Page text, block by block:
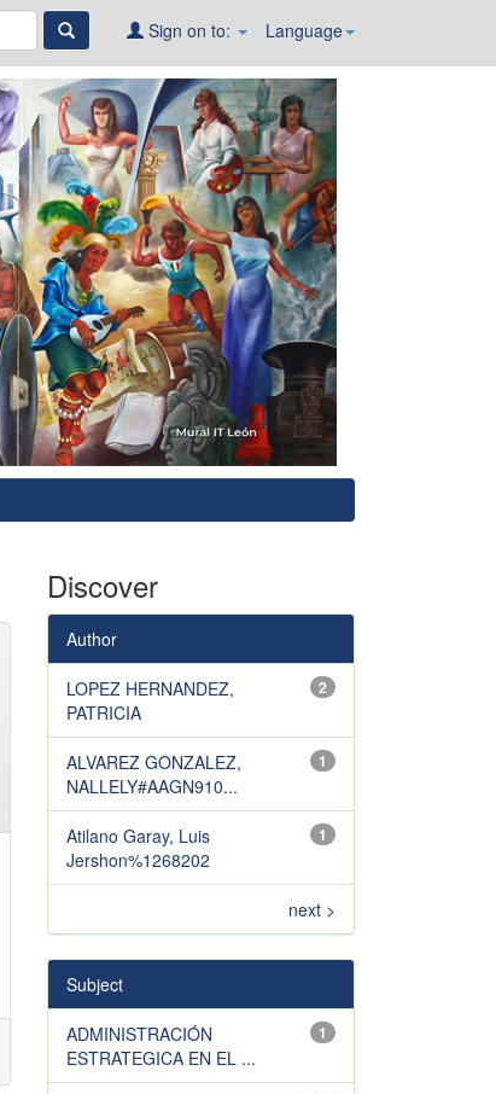
Language
Sign on to:
Discover
Author
2
LOPEZ HERNANDEZ,
PATRICIA
1
ALVAREZ GONZALEZ,
NALLELY#AAGN910...
1
Atilano Garay, Luis
Jershon%1268202
next >
Subject
1
ADMINISTRACIÓN
ESTRATEGICA EN EL ...